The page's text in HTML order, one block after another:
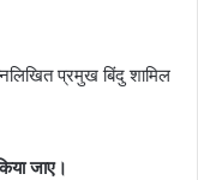
प्रमुख बिंदु शामिल
जाए।